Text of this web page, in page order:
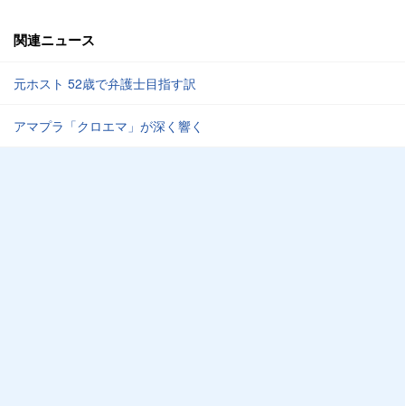
関連ニュース
元ホスト 52歳で弁護士目指す訳
アマプラ「クロエマ」が深く響く